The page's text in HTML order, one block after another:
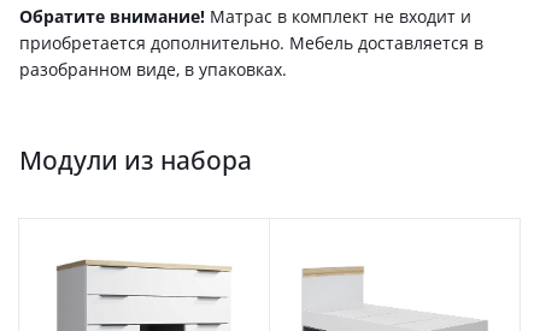
Обратите внимание! Матрас в комплект не входит и
приобретается дополнительно. Мебель доставляется в
разобранном виде, в упаковках.
Модули из набора